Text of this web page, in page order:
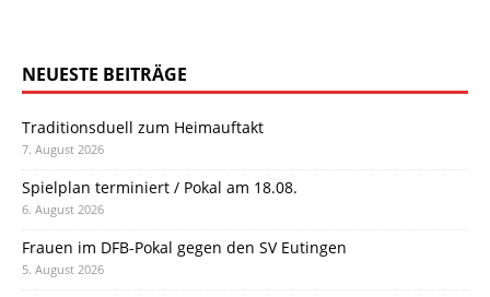
NEUESTE BEITRÄGE
Traditionsduell zum Heimauftakt
7. August 2026
Spielplan terminiert / Pokal am 18.08.
6. August 2026
Frauen im DFB-Pokal gegen den SV Eutingen
5. August 2026